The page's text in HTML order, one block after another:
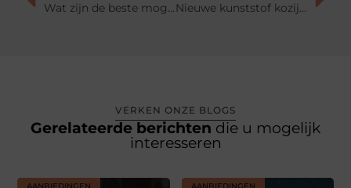
Wat zijn de beste mogelijkheden bij computer onderdelen,lees hier meer over moederborden en pc’s Nieuwe kunststof kozijnen in Almere
VERKEN ONZE BLOGS
Gerelateerde berichten die u mogelijk
interesseren